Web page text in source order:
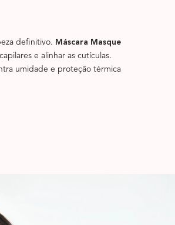
definitivo. Máscara Masque
e alinhar as cutículas.
umidade e proteção térmica